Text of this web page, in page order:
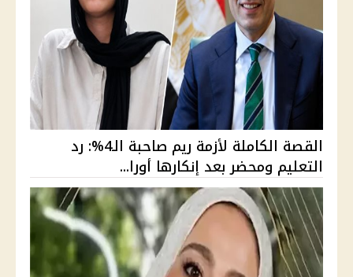
القصة الكاملة لأزمة ريم صاحبة الـ4%: رد
التعليم ومحضر بعد إنكارها أورا...